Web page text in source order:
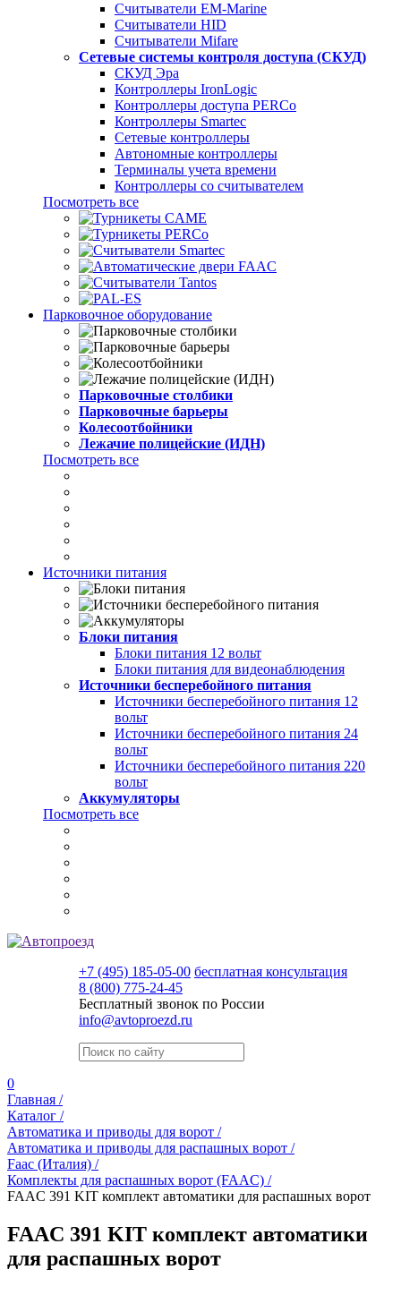
Считыватели EM-Marine
Считыватели HID
Считыватели Mifare
Сетевые системы контроля доступа (СКУД)
СКУД Эра
Контроллеры IronLogic
Контроллеры доступа PERCo
Контроллеры Smartec
Сетевые контроллеры
Автономные контроллеры
Терминалы учета времени
Контроллеры со считывателем
Посмотреть все
Парковочное оборудование
Парковочные столбики
Парковочные барьеры
Колесоотбойники
Лежачие полицейские (ИДН)
Посмотреть все
Источники питания
Блоки питания
Блоки питания 12 вольт
Блоки питания для видеонаблюдения
Источники бесперебойного питания
Источники бесперебойного питания 12
вольт
Источники бесперебойного питания 24
вольт
Источники бесперебойного питания 220
вольт
Аккумуляторы
Посмотреть все
+7 (495) 185-05-00 бесплатная консультация
8 (800) 775-24-45
Бесплатный звонок по России
info@avtoproezd.ru
0
Главная /
Каталог /
Автоматика и приводы для ворот /
Автоматика и приводы для распашных ворот /
Faac (Италия) /
Комплекты для распашных ворот (FAAC) /
FAAC 391 KIT комплект автоматики для распашных ворот
FAAC 391 KIT комплект автоматики
для распашных ворот